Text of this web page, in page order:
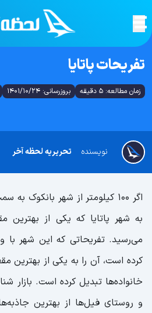
تفریحات پاتایا
زمان مطالعه: 5 دقیقه بروزرسانی: 1401/10/24
تحریریه لحظه آخر نویسنده
اگر 100 کیلومتر از شهر بانکوک
به شهر پاتایا که یکی از
می‌رسید. تفریحاتی که این شهر
کرده است، آن را به یکی از بهترین
خانواده‌ها تبدیل کرده است. بازار
و روستای فیل‌ها از بهترین